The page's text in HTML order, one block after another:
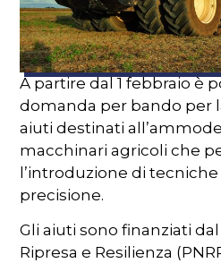
A partire dal 1 febbraio è
domanda per bando per
aiuti destinati
macchinari agricoli che
l’introduzione di
precisione.
Gli aiuti sono finanziati
Ripresa e Resilienza